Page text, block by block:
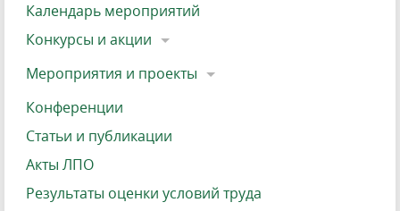
Календарь мероприятий
Конкурсы и акции
Мероприятия и проекты
Конференции
Статьи и публикации
Акты ЛПО
Результаты оценки условий труда